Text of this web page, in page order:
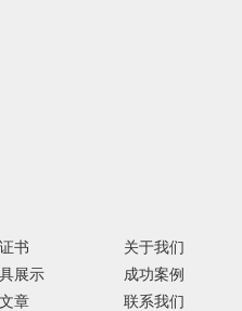
书
关于我们
展示
成功案例
章 联系我们